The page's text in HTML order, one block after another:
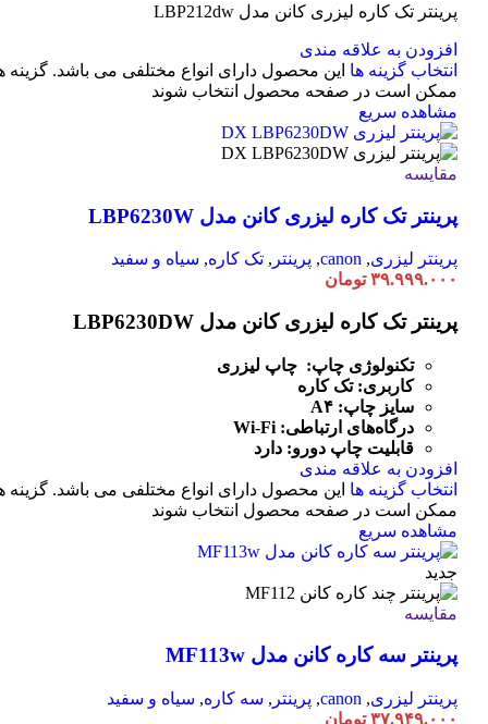
پرینتر تک کاره لیزری کانن مدل LBP212dw
افزودن به علاقه مندی
انتخاب گزینه ها این محصول دارای انواع مختلفی می باشد. گزینه
ممکن است در صفحه محصول انتخاب شوند
مشاهده سریع
مقایسه
پرینتر تک کاره لیزری کانن مدل LBP6230W
پرینتر لیزری,
canon
, پرینتر , تک کاره, سیاه و سفید
۳۹.۹۹۹.۰۰۰ تومان
پرینتر تک کاره لیزری کانن مدل LBP6230DW
تکنولوژی چاپ: چاپ لیزری
کاربری: تک کاره
سایز چاپ: A۴
درگاه‌های ارتباطی:
Wi-Fi
قابلیت چاپ دورو: دارد
افزودن به علاقه مندی
انتخاب گزینه ها این محصول دارای انواع مختلفی می باشد. گزینه
ممکن است در صفحه محصول انتخاب شوند
مشاهده سریع
جدید
مقایسه
پرینتر سه کاره کانن مدل MF113w
پرینتر لیزری,
canon
, پرینتر , سه کاره, سیاه و سفید
۳۷.۹۴۹.۰۰۰ تومان